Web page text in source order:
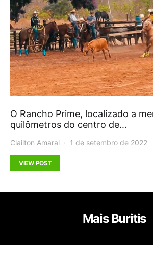
O Rancho Prime, localizado a
quilômetros do centro de…
Clailton Amaral 1 de setembro de 2022
VIEW POST
Mais Buritis